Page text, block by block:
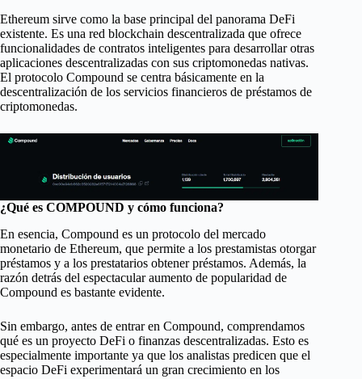
Ethereum sirve como la base principal del panorama DeFi
existente. Es una red blockchain descentralizada que ofrece
funcionalidades de contratos inteligentes para desarrollar otras
aplicaciones descentralizadas con sus criptomonedas nativas.
El protocolo Compound se centra básicamente en la
descentralización de los servicios financieros de préstamos de
criptomonedas.
¿Qué es COMPOUND y cómo funciona?
En esencia, Compound es un protocolo del mercado
monetario de Ethereum, que permite a los prestamistas otorgar
préstamos y a los prestatarios obtener préstamos. Además, la
razón detrás del espectacular aumento de popularidad de
Compound es bastante evidente.
Sin embargo, antes de entrar en Compound, comprendamos
qué es un proyecto DeFi o finanzas descentralizadas. Esto es
especialmente importante ya que los analistas predicen que el
espacio DeFi experimentará un gran crecimiento en los